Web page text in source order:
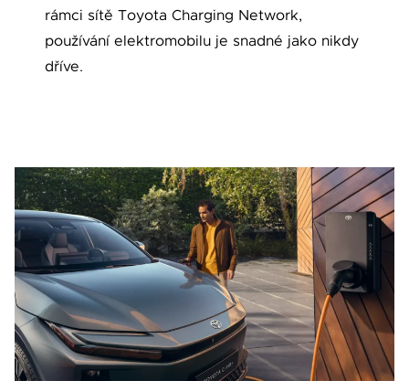
rámci sítě Toyota Charging Network,
používání elektromobilu je snadné jako nikdy
dříve.